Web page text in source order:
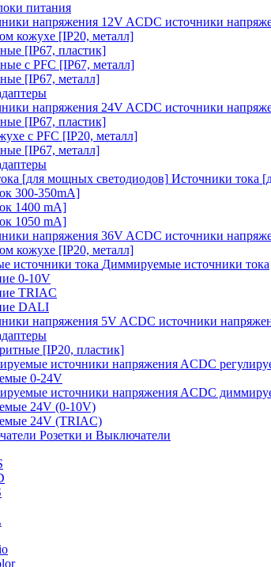
питания
ACDC источники
кожухе [IP20, металл]
[IP67, пластик]
с PFC [IP67, металл]
[IP67, металл]
ACDC источники
[IP67, пластик]
с PFC [IP20, металл]
[IP67, металл]
Источники тока
300-350mA]
1400 mA]
1050 mA]
ACDC источники
кожухе [IP20, металл]
Диммируемые источники тока
0-10V
TRIAC
DALI
ACDC источники
[IP20, пластик]
ACDC
0-24V
ACDC
24V (0-10V)
24V (TRIAC)
Розетки и Выключатели